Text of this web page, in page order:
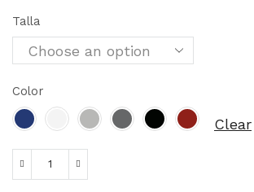
Talla
Color
Clear